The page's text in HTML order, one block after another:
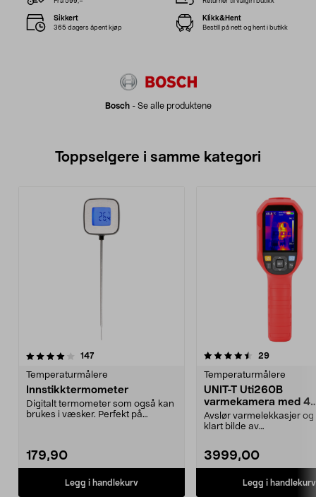
Bosch- Se alle produktene
Sikkert
365 dagers åpent kjøp
Klikk&Hent
Bestill på nett og hent i butikk
Toppselgere i samme kategori
147anmeldelser
Temperaturmålere
Innstikktermometer
Digitalt termometer som også kan
brukes i væsker. Perfekt på
179,90
Legg i handlekurv
4.5 av 5 stjerner 29
Temperaturmålere
UNIT-T Uti260B
varmekamera med 4
visningsmåter
Avslør varmelekkasjer og
klart bilde av
3999,00
Legg i handlekurv
4.0 av 5 stjerner